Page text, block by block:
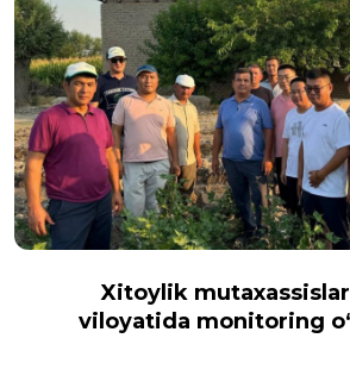
Xitoylik
viloyatida monitoring